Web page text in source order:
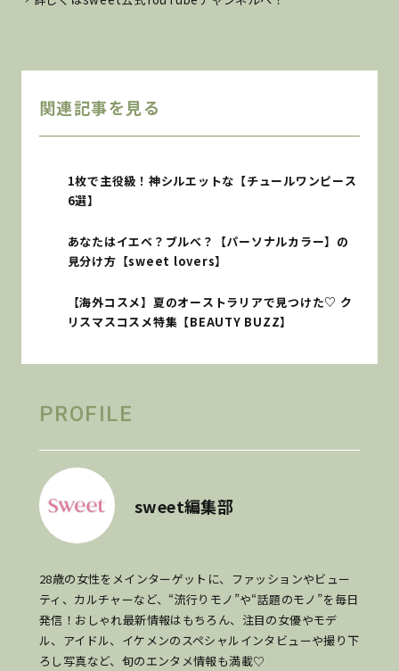
関連記事を見る
1枚で主役級！神シルエットな【チュールワンピース
6選】
あなたはイエベ？ブルべ？【パーソナルカラー】の
見分け方【sweet lovers】
【海外コスメ】夏のオーストラリアで見つけた♡ ク
リスマスコスメ特集【BEAUTY BUZZ】
PROFILE
sweet編集部
28歳の女性をメインターゲットに、ファッションやビュー
ティ、カルチャーなど、“流行りモノ”や“話題のモノ”を毎日
発信！おしゃれ最新情報はもちろん、注目の女優やモデ
ル、アイドル、イケメンのスペシャルインタビューや撮り下
ろし写真など、旬のエンタメ情報も満載♡